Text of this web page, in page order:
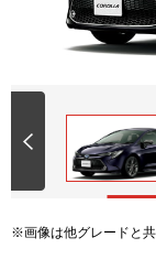
画像は他グレードと